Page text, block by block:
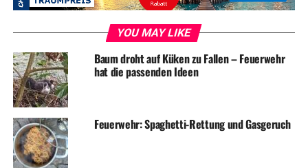
ADVERTISEMENT
Symbolfoto / Archiv
RELATED TOPICS:
YOU MAY LIKE
Baum droht auf Küken zu Fallen – Feuerwehr
hat die passenden Ideen
Feuerwehr: Spaghetti-Rettung und Gasgeruch